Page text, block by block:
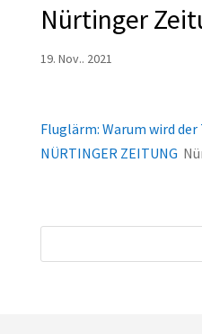
Nürtinger
19. Nov.. 2021
Fluglärm: Warum wird
NÜRTINGER ZEITUNG